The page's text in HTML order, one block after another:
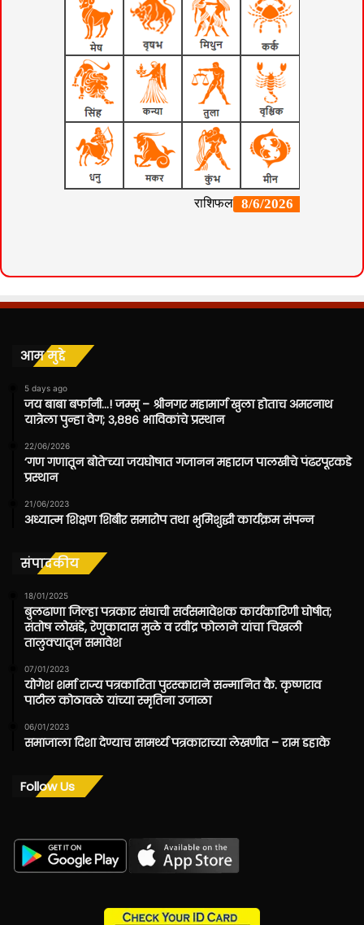
आम मुद्दे
5 days ago
जय बाबा बर्फानी…! जम्मू – श्रीनगर महामार्ग खुला होताच अमरनाथ
यात्रेला पुन्हा वेग; ३,८८६ भाविकांचे प्रस्थान
22/06/2026
‘गण गणातून बोते’च्या जयघोषात गजानन महाराज पालखीचे पंढरपूरकडे
प्रस्थान
21/06/2023
अध्यात्म शिक्षण शिबीर समारोप तथा भुमिशुद्धी कार्यक्रम संपन्न
संपादकीय
18/01/2025
बुलढाणा जिल्हा पत्रकार संघाची सर्वसमावेशक कार्यकारिणी घोषीत;
संतोष लोखंडे, रेणुकादास मुळे व रवींद्र फोलाने यांचा चिखली
तालुक्यातून समावेश
07/01/2023
योगेश शर्मा राज्य पत्रकारिता पुरस्काराने सन्मानित कै. कृष्णराव
पाटील कोठावळे यांच्या स्मृतिना उजाळा
06/01/2023
समाजाला दिशा देण्याच सामर्थ्य पत्रकाराच्या लेखणीत – राम डहाके
Follow Us